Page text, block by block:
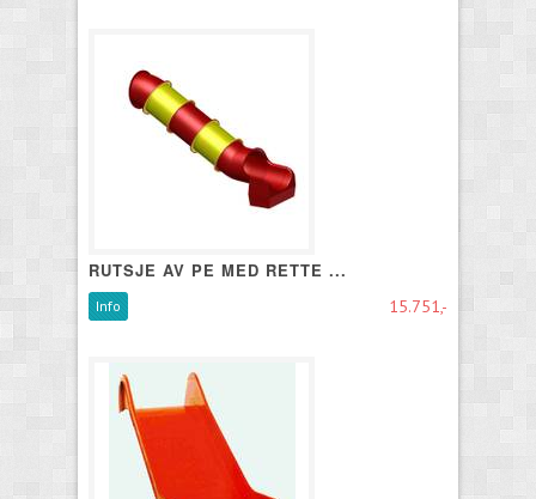
RUTSJE AV PE MED RETTE ...
15.751,-
Info